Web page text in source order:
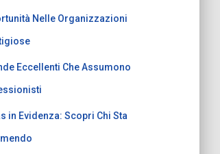
Nelle Organizzazioni
Eccellenti Che Assumono
in Evidenza: Scopri Chi Sta